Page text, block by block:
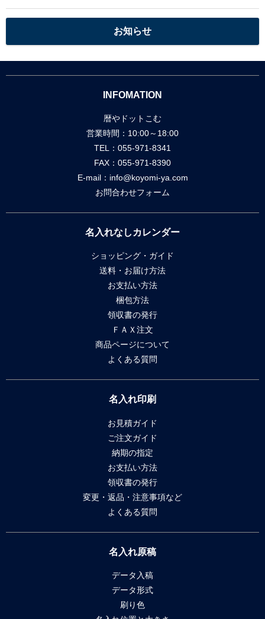
お知らせ
INFOMATION
暦やドットこむ
営業時間：10:00～18:00
TEL：055-971-8341
FAX：055-971-8390
E-mail： info@koyomi-ya.com
お問合わせフォーム
名入れなしカレンダー
ショッピング・ガイド
送料・お届け方法
お支払い方法
梱包方法
領収書の発行
ＦＡＸ注文
商品ページについて
よくある質問
名入れ印刷
お見積ガイド
ご注文ガイド
納期の指定
お支払い方法
領収書の発行
変更・返品・注意事項など
よくある質問
名入れ原稿
データ入稿
データ形式
刷り色